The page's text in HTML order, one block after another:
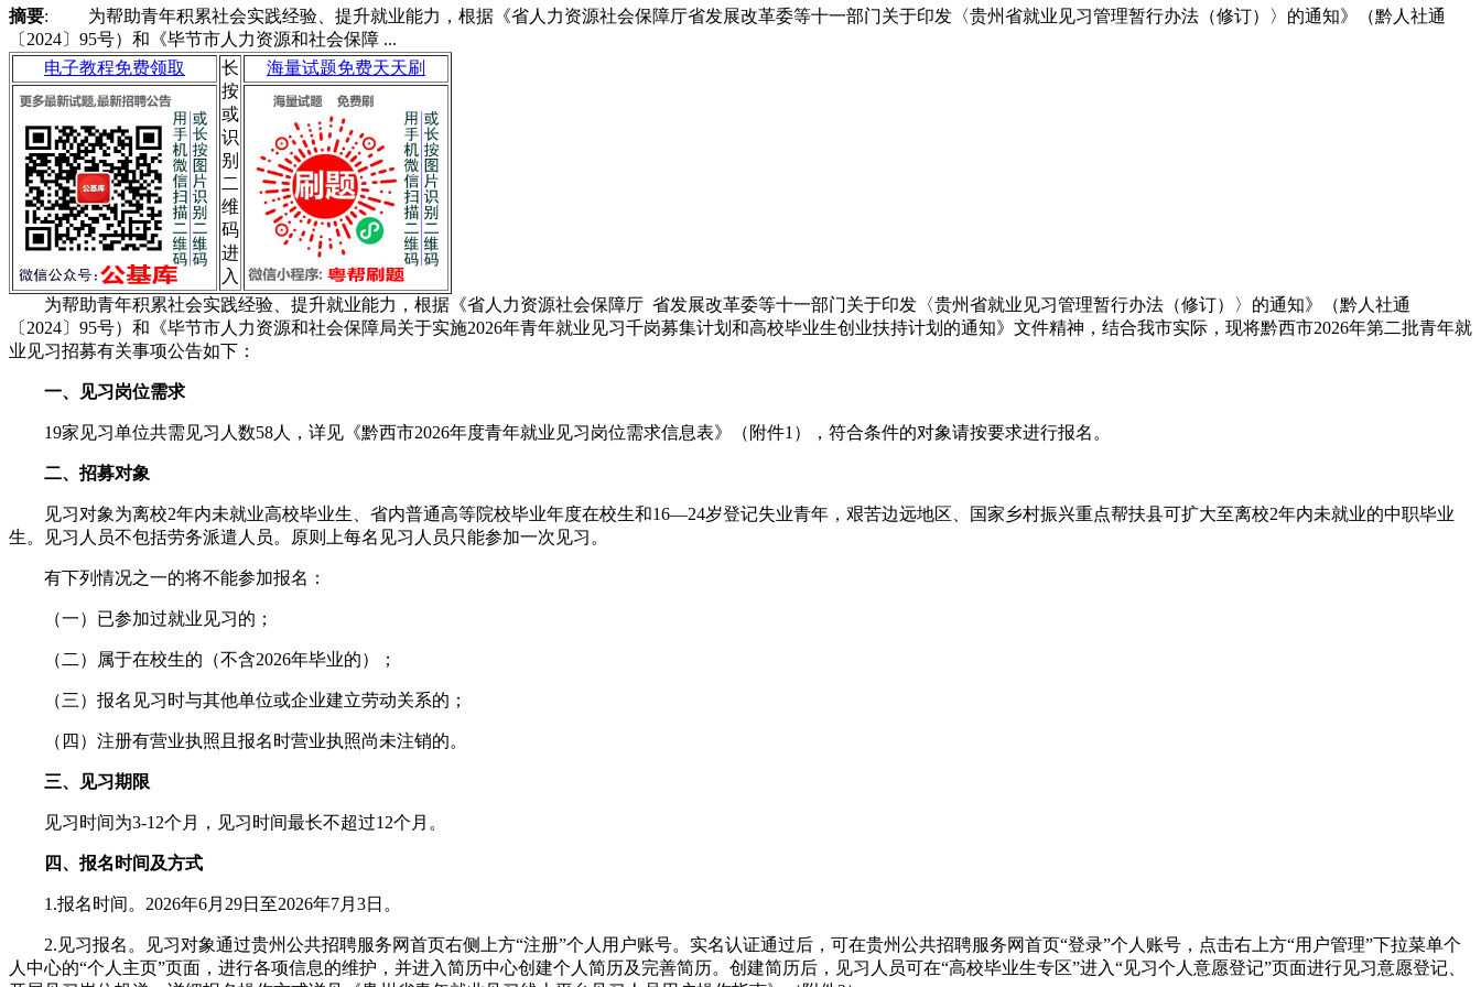
摘要: 为帮助青年积累社会实践经验、提升就业能力，根据《省人力资源社会保障厅省发展改革委等十一部门关于印发〈贵州省就业见习管理暂行办法（修订）〉的通知》（黔人社通
〔2024〕95号）和《毕节市人力资源和社会保障 ...
电子教程免费领取
长
按
或
识
别
二
维
码
进
入
海量试题免费天天刷
为帮助青年积累社会实践经验、提升就业能力，根据《省人力资源社会保障厅 省发展改革委等十一部门关于印发〈贵州省就业见习管理暂行办法（修订）〉的通知》（黔人社通
〔2024〕95号）和《毕节市人力资源和社会保障局关于实施2026年青年就业见习千岗募集计划和高校毕业生创业扶持计划的通知》文件精神，结合我市实际，现将黔西市2026年第二批青年就
业见习招募有关事项公告如下：
一、见习岗位需求
19家见习单位共需见习人数58人，详见《黔西市2026年度青年就业见习岗位需求信息表》（附件1），符合条件的对象请按要求进行报名。
二、招募对象
见习对象为离校2年内未就业高校毕业生、省内普通高等院校毕业年度在校生和16—24岁登记失业青年，艰苦边远地区、国家乡村振兴重点帮扶县可扩大至离校2年内未就业的中职毕业
生。见习人员不包括劳务派遣人员。原则上每名见习人员只能参加一次见习。
有下列情况之一的将不能参加报名：
（一）已参加过就业见习的；
（二）属于在校生的（不含2026年毕业的）；
（三）报名见习时与其他单位或企业建立劳动关系的；
（四）注册有营业执照且报名时营业执照尚未注销的。
三、见习期限
见习时间为3-12个月，见习时间最长不超过12个月。
四、报名时间及方式
1.报名时间。2026年6月29日至2026年7月3日。
2.见习报名。见习对象通过贵州公共招聘服务网首页右侧上方“注册”个人用户账号。实名认证通过后，可在贵州公共招聘服务网首页“登录”个人账号，点击右上方“用户管理”下拉菜单个
人中心的“个人主页”页面，进行各项信息的维护，并进入简历中心创建个人简历及完善简历。创建简历后，见习人员可在“高校毕业生专区”进入“见习个人意愿登记”页面进行见习意愿登记、